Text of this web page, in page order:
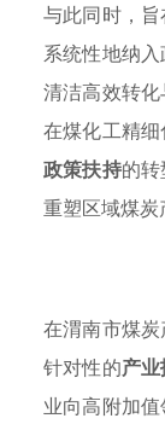
与此同时，
系统性地纳
清洁高效转
在煤化工精
政策扶持的
重塑区域煤炭
在渭南市煤
针对性的产
业向高附加